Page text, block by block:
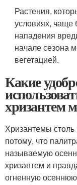
Растения,
условиях, чаще
нападения
начале сезона
вегетацией.
Какие
хризантем
Хризантемы столь
потому, что
называемую
хризантем и
огненную